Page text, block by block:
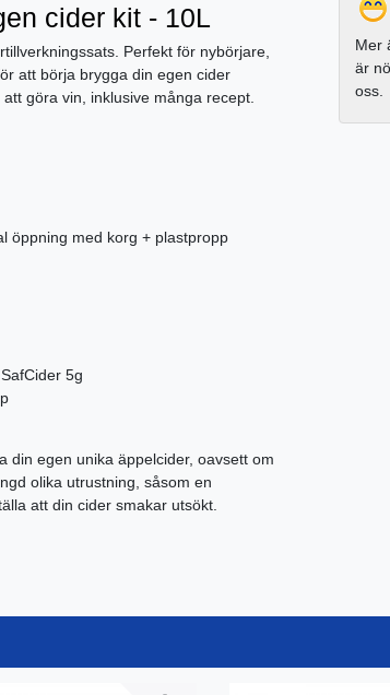
cider kit - 10L
Perfekt för nybörjare,
att börja brygga din egen cider
göra vin, inklusive många recept.
öppning med korg + plastpropp
5g
din egen unika äppelcider, oavsett om
olika utrustning, såsom en
att din cider smakar utsökt.
Mer
är
oss.